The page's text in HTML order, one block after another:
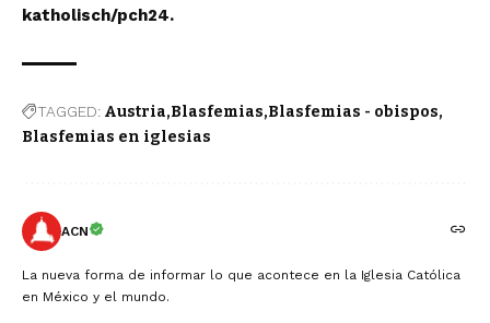
katholisch/pch24.
TAGGED: Austria Blasfemias Blasfemias - obispos
Blasfemias en iglesias
ACN
La nueva forma de informar lo que acontece en la Iglesia Católica
en México y el mundo.